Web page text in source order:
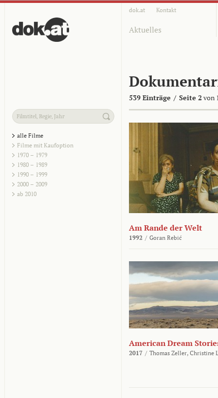
dok.at Kontakt
Aktuelles
539 Einträge / Seite 2 von
alle Filme
Filme mit Kaufoption
1970 – 1979
1980 – 1989
1990 – 1999
2000 – 2009
ab 2010
Am Rande der Welt
1992 / Goran Rebić
American Dream
2017 / Thomas Zeller, Christine